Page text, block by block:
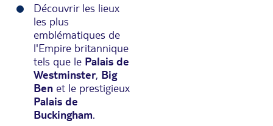
Découvrir les lieux
les plus
emblématiques de
l'Empire britannique
tels que le Palais de
Westminster, Big
Ben et le prestigieux
Palais de
Buckingham.